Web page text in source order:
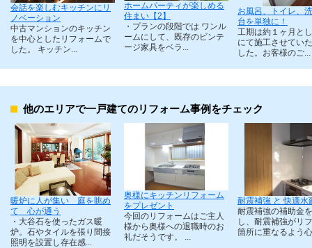
会話を楽しむキッチンにリ
ノベーション
中古マンションのキッチン
を中心としたリフォームで
した。 キッチン...
ホームパーティが楽しめる
住まい【2】
・プランの段階では ワンル
ームにして、既存のビンテ
ージ家具をベラ...
お風呂、トイレ、
台を単独に！
工期は約１ヶ月と
にて施工させてい
した。お客様のご...
他のエリアで一戸建てのリフォーム事例をチェック
暖炉に人が集い 庭を眺め
て 心が通う
・大谷石を使ったガス暖
炉。石やタイルを張り間接
照明を設置し存在感...
奥様にキッチンリフォーム
をプレゼント
今回のリフォームはご主人
様から奥様への退職時のお
礼だそうです。 ...
耐震補強 と 快適水
耐震補強の補助金
し、耐震補強がリ
箇所に重なるよう